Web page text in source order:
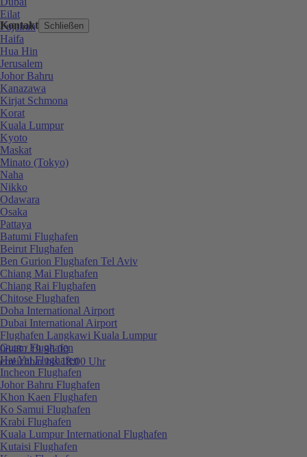
Kontakt Schließen
0848 / 19 96 00
erreichbar bis 18:00 Uhr
Eilat
Fujairah
Haifa
Hua Hin
Jerusalem
Johor Bahru
Kanazawa
Kirjat Schmona
Korat
Kuala Lumpur
Kyoto
Maskat
Minato (Tokyo)
Naha
Nikko
Odawara
Osaka
Pattaya
Batumi Flughafen
Beirut Flughafen
Ben Gurion Flughafen Tel Aviv
Chiang Mai Flughafen
Chiang Rai Flughafen
Chitose Flughafen
Doha International Airport
Dubai International Airport
Flughafen Langkawi Kuala Lumpur
Guam Flughafen
Hat Yai Flughafen
Incheon Flughafen
Johor Bahru Flughafen
Khon Kaen Flughafen
Ko Samui Flughafen
Krabi Flughafen
Kuala Lumpur International Flughafen
Kutaisi Flughafen